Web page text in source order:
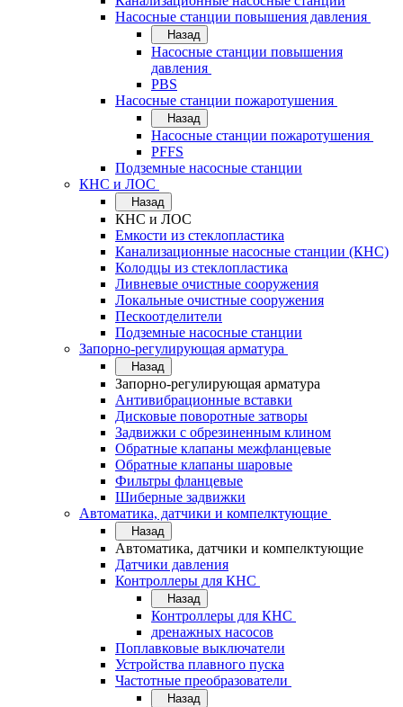
Насосные станции повышения давления
Назад
Насосные станции повышения
давления
PBS
Насосные станции пожаротушения
Назад
Насосные станции пожаротушения
PFFS
Подземные насосные станции
КНС и ЛОС
Назад
КНС и ЛОС
Емкости из стеклопластика
Канализационные насосные станции (КНС)
Колодцы из стеклопластика
Ливневые очистные сооружения
Локальные очистные сооружения
Пескоотделители
Подземные насосные станции
Запорно-регулирующая арматура
Назад
Запорно-регулирующая арматура
Антивибрационные вставки
Дисковые поворотные затворы
Задвижки с обрезиненным клином
Обратные клапаны межфланцевые
Обратные клапаны шаровые
Фильтры фланцевые
Шиберные задвижки
Автоматика, датчики и компелктующие
Назад
Автоматика, датчики и компелктующие
Датчики давления
Контроллеры для КНС
Назад
Контроллеры для КНС
дренажных насосов
Поплавковые выключатели
Устройства плавного пуска
Частотные преобразователи
Назад